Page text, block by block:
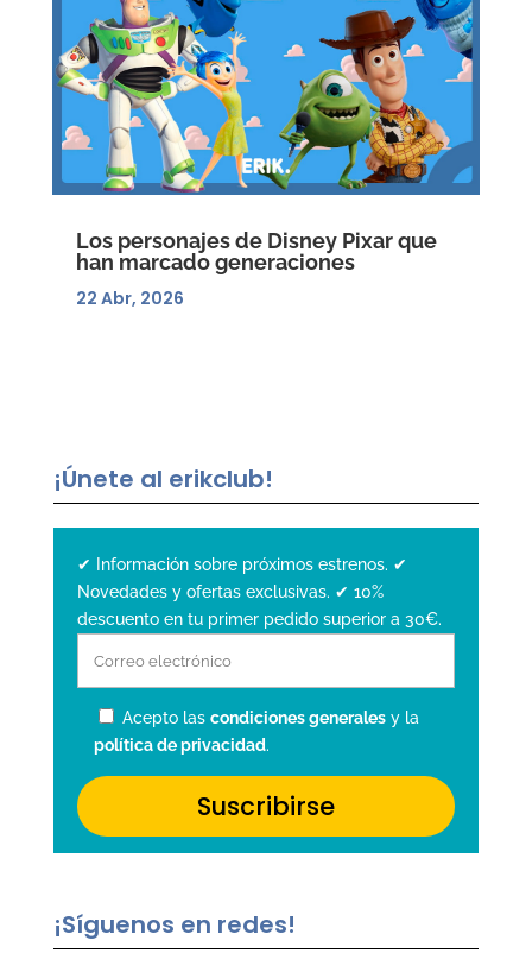
Los personajes de Disney Pixar que
han marcado generaciones
22 Abr, 2026
¡Únete al erikclub!
✔ Información sobre próximos estrenos. ✔
Novedades y ofertas exclusivas. ✔ 10%
descuento en tu primer pedido superior a 30€.
Acepto las condiciones generalesy la
política de privacidad.
¡Síguenos en redes!